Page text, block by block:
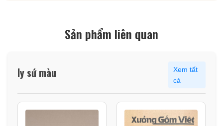
Sản phẩm liên quan
ly sứ màu
Xem tất
cả